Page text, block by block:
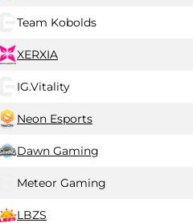
Team Kobolds
XERXIA
IG.Vitality
Neon Esports
Dawn Gaming
Meteor Gaming
LBZS